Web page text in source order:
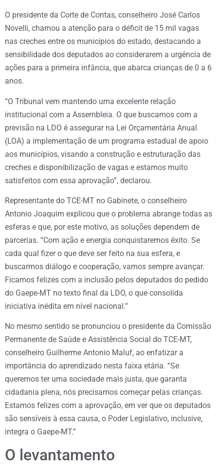
O presidente da Corte de Contas, conselheiro José Carlos
Novelli, chamou a atenção para o déficit de 15 mil vagas
nas creches entre os municípios do estado, destacando a
sensibilidade dos deputados ao considerarem a urgência de
ações para a primeira infância, que abarca crianças de 0 a 6
anos.
“O Tribunal vem mantendo uma excelente relação
institucional com a Assembleia. O que buscamos com a
previsão na LDO é assegurar na Lei Orçamentária Anual
(LOA) a implementação de um programa estadual de apoio
aos municípios, visando a construção e estruturação das
creches e disponibilização de vagas e estamos muito
satisfeitos com essa aprovação”, declarou.
Representante do TCE-MT no Gabinete, o conselheiro
Antonio Joaquim explicou que o problema abrange todas as
esferas e que, por este motivo, as soluções dependem de
parcerias. “Com ação e energia conquistaremos êxito. Se
cada qual fizer o que deve ser feito na sua esfera, e
buscarmos diálogo e cooperação, vamos sempre avançar.
Ficamos felizes com a inclusão pelos deputados do pedido
do Gaepe-MT no texto final da LDO, o que consolida
iniciativa inédita em nível nacional.”
No mesmo sentido se pronunciou o presidente da Comissão
Permanente de Saúde e Assistência Social do TCE-MT,
conselheiro Guilherme Antonio Maluf, ao enfatizar a
importância do aprendizado nesta faixa etária. “Se
queremos ter uma sociedade mais justa, que garanta
cidadania plena, nós precisamos começar pelas crianças.
Estamos felizes com a aprovação, em ver que os deputados
são sensíveis à essa causa, o Poder Legislativo, inclusive,
integra o Gaepe-MT.”
O levantamento